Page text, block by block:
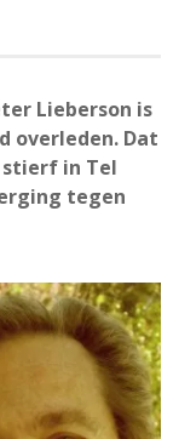
Lieberson is
overleden. Dat
stierf in Tel
tegen